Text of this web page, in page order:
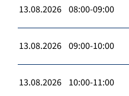
13.08.2026 08:00-09:00
13.08.2026 09:00-10:00
13.08.2026 10:00-11:00